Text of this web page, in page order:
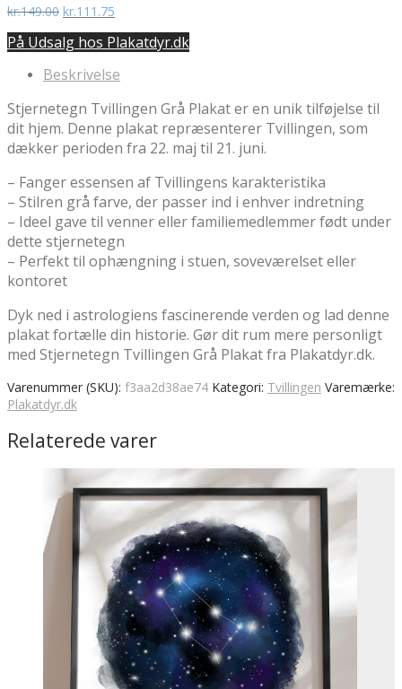
kr.149.00 Den
pris
kr.149.00.
kr.111.75
pris
kr.111.75.
På Udsalg hos Plakatdyr.dk
Beskrivelse
Stjernetegn Tvillingen Grå Plakat er en unik tilføjelse til
dit hjem. Denne plakat repræsenterer Tvillingen, som
dækker perioden fra 22. maj til 21. juni.
– Fanger essensen af Tvillingens karakteristika
– Stilren grå farve, der passer ind i enhver indretning
– Ideel gave til venner eller familiemedlemmer født under
dette stjernetegn
– Perfekt til ophængning i stuen, soveværelset eller
kontoret
Dyk ned i astrologiens fascinerende verden og lad denne
plakat fortælle din historie. Gør dit rum mere personligt
med Stjernetegn Tvillingen Grå Plakat fra Plakatdyr.dk.
Varenummer (SKU): f3aa2d38ae74 Kategori: Tvillingen Varemærke:
Plakatdyr.dk
Relaterede varer